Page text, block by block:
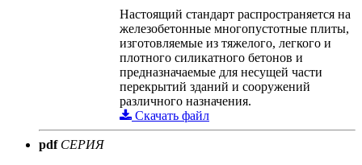
Настоящий стандарт распространяется на
железобетонные многопустотные плиты,
изготовляемые из тяжелого, легкого и
плотного силикатного бетонов и
предназначаемые для несущей части
перекрытий зданий и сооружений
различного назначения.
Скачать файл
pdf СЕРИЯ